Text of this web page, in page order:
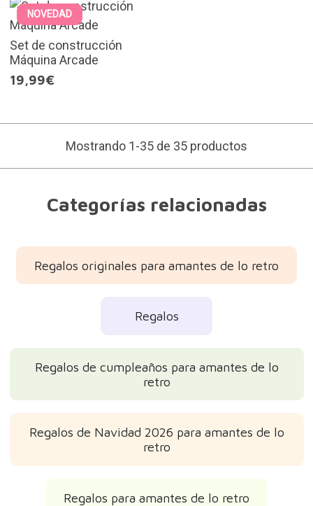
NOVEDAD
Set de construcción
Máquina Arcade
19,99€
Mostrando 1-35 de 35 productos
Categorías relacionadas
Regalos originales para amantes de lo retro
Regalos
Regalos de cumpleaños para amantes de lo
retro
Regalos de Navidad 2026 para amantes de lo
retro
Regalos para amantes de lo retro